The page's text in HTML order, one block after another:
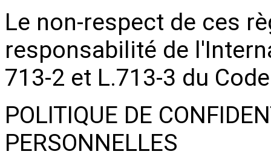
Le non-respect de ces
responsabilité de
713-2 et L.713-3 du
POLITIQUE DE
PERSONNELLES